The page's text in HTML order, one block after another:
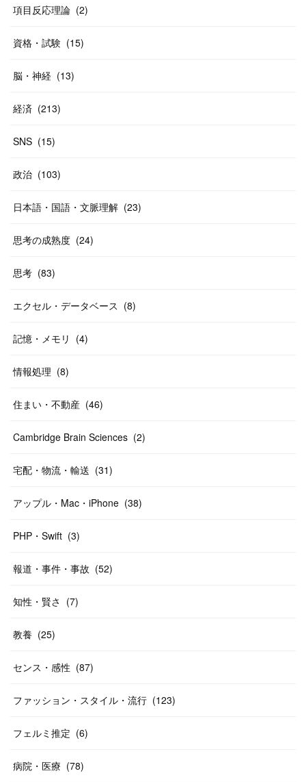
項目反応理論 (2)
資格・試験 (15)
脳・神経 (13)
経済 (213)
SNS (15)
政治 (103)
日本語・国語・文脈理解 (23)
思考の成熟度 (24)
思考 (83)
エクセル・データベース (8)
記憶・メモリ (4)
情報処理 (8)
住まい・不動産 (46)
Cambridge Brain Sciences (2)
宅配・物流・輸送 (31)
アップル・Mac・iPhone (38)
PHP・Swift (3)
報道・事件・事故 (52)
知性・賢さ (7)
教養 (25)
センス・感性 (87)
ファッション・スタイル・流行 (123)
フェルミ推定 (6)
病院・医療 (78)